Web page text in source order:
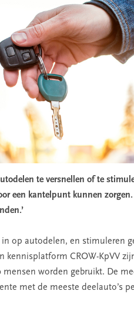
te versnellen of te
een kantelpunt kunnen zorgen.
op autodelen, en stimuleren
kennisplatform CROW-KpVV
mensen worden gebruikt. De
met de meeste deelauto’s